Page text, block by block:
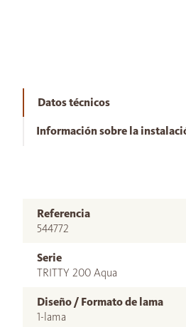
Datos técnicos
Información sobre la
Referencia
544772
Serie
TRITTY 200 Aqua
Diseño / Formato de lama
1-lama